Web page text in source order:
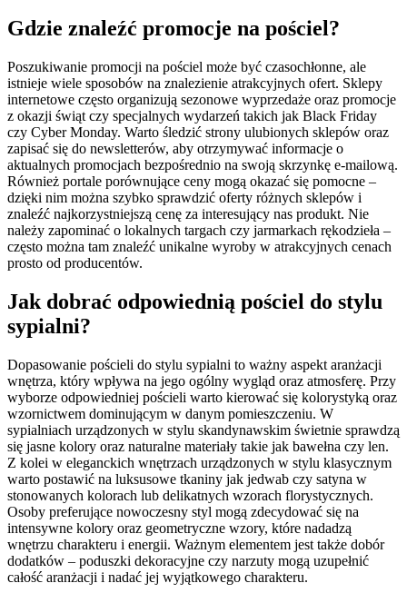
Gdzie znaleźć promocje na pościel?
Poszukiwanie promocji na pościel może być czasochłonne, ale
istnieje wiele sposobów na znalezienie atrakcyjnych ofert. Sklepy
internetowe często organizują sezonowe wyprzedaże oraz promocje
z okazji świąt czy specjalnych wydarzeń takich jak Black Friday
czy Cyber Monday. Warto śledzić strony ulubionych sklepów oraz
zapisać się do newsletterów, aby otrzymywać informacje o
aktualnych promocjach bezpośrednio na swoją skrzynkę e-mailową.
Również portale porównujące ceny mogą okazać się pomocne –
dzięki nim można szybko sprawdzić oferty różnych sklepów i
znaleźć najkorzystniejszą cenę za interesujący nas produkt. Nie
należy zapominać o lokalnych targach czy jarmarkach rękodzieła –
często można tam znaleźć unikalne wyroby w atrakcyjnych cenach
prosto od producentów.
Jak dobrać odpowiednią pościel do stylu
sypialni?
Dopasowanie pościeli do stylu sypialni to ważny aspekt aranżacji
wnętrza, który wpływa na jego ogólny wygląd oraz atmosferę. Przy
wyborze odpowiedniej pościeli warto kierować się kolorystyką oraz
wzornictwem dominującym w danym pomieszczeniu. W
sypialniach urządzonych w stylu skandynawskim świetnie sprawdzą
się jasne kolory oraz naturalne materiały takie jak bawełna czy len.
Z kolei w eleganckich wnętrzach urządzonych w stylu klasycznym
warto postawić na luksusowe tkaniny jak jedwab czy satyna w
stonowanych kolorach lub delikatnych wzorach florystycznych.
Osoby preferujące nowoczesny styl mogą zdecydować się na
intensywne kolory oraz geometryczne wzory, które nadadzą
wnętrzu charakteru i energii. Ważnym elementem jest także dobór
dodatków – poduszki dekoracyjne czy narzuty mogą uzupełnić
całość aranżacji i nadać jej wyjątkowego charakteru.